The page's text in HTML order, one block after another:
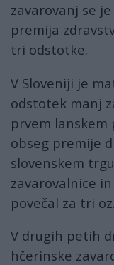
zavarovanj se
premija
tri odstotke.
V Sloveniji je
odstotek manj
prvem lanskem
obseg premije
slovenskem
zavarovalnice
povečal za tri
V drugih petih
hčerinske